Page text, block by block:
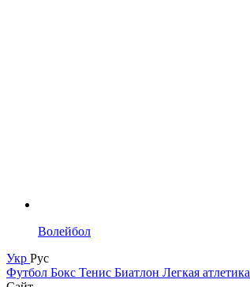
Волейбол
Укр Рус
Футбол Бокс Тенис Биатлон Легкая атлетика